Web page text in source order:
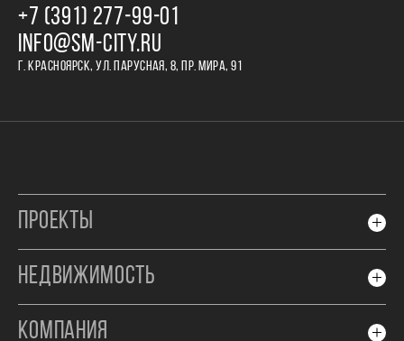
+7 (391) 277‒99‒01
INFO@SM-CITY.RU
Г. КРАСНОЯРСК, УЛ. ПАРУСНАЯ, 8, ПР. МИРА, 91
ПРОЕКТЫ
НЕДВИЖИМОСТЬ
КОМПАНИЯ